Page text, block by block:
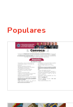
Populares